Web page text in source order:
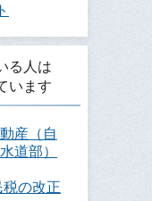
る人は
います
産（自
道部）
の改正